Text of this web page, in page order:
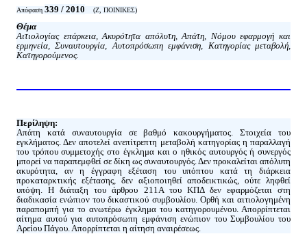
Απόφαση 339 / 2010 (Ζ, ΠΟΙΝΙΚΕΣ)
Θέμα
Αιτιολογίας επάρκεια, Ακυρότητα απόλυτη, Απάτη, Νόμου εφαρμογή και
ερμηνεία, Συναυτουργία, Αυτοπρόσωπη εμφάνιση, Κατηγορίας μεταβολή,
Κατηγορούμενος.
Περίληψη:
Απάτη κατά συναυτουργία σε βαθμό κακουργήματος. Στοιχεία του
εγκλήματος. Δεν αποτελεί ανεπίτρεπτη μεταβολή κατηγορίας η παραλλαγή
του τρόπου συμμετοχής στο έγκλημα και ο ηθικός αυτουργός ή συνεργός
μπορεί να παραπεμφθεί σε δίκη ως συναυτουργός. Δεν προκαλείται απόλυτη
ακυρότητα, αν η έγγραφη εξέταση του υπόπτου κατά τη διάρκεια
προκαταρκτικής εξέτασης, δεν αξιοποιηθεί αποδεικτικώς, ούτε ληφθεί
υπόψη. Η διάταξη του άρθρου 211Α του ΚΠΔ δεν εφαρμόζεται στη
διαδικασία ενώπιον του δικαστικού συμβουλίου. Ορθή και αιτιολογημένη
παραπομπή για το ανωτέρω έγκλημα του κατηγορουμένου. Απορρίπτεται
αίτημα αυτού για αυτοπρόσωπη εμφάνιση ενώπιον του Συμβουλίου του
Αρείου Πάγου. Απορρίπτεται η αίτηση αναιρέσεως.